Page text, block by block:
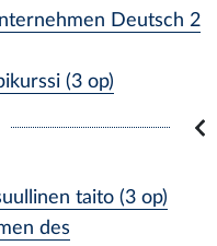
Deutsch 2
(3 op)
taito (3 op)
des